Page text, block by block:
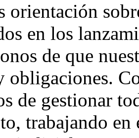
orientación
en los
de que
obligaciones.
de gestionar
trabajando en